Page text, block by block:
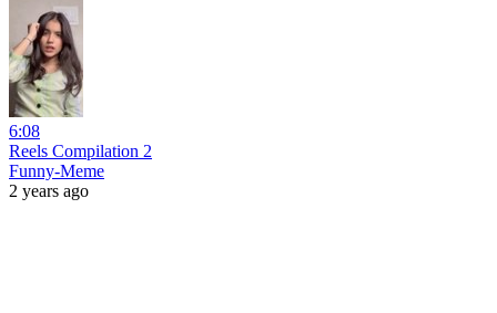
6:08
Reels Compilation 2
Funny-Meme
2 years ago